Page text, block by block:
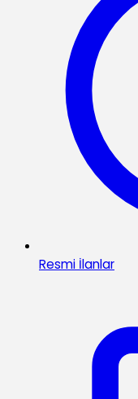
Resmi İlanlar